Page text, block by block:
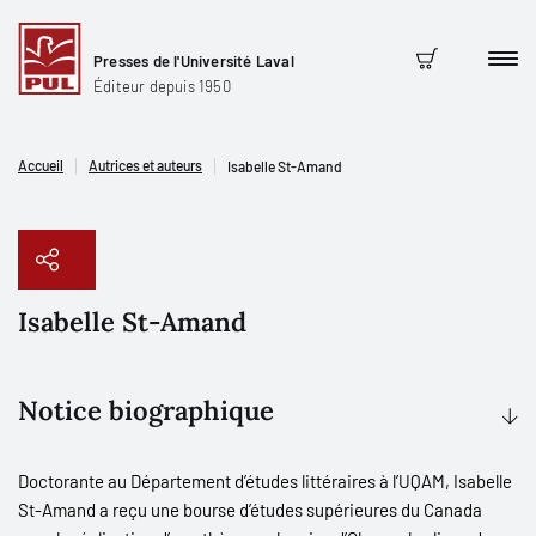
Presses de l'Université Laval
Éditeur depuis 1950
Panier
Accueil Autrices et auteurs Isabelle St-Amand
Isabelle St-Amand
Notice biographique
Doctorante au Département d’études littéraires à l’UQAM, Isabelle
St-Amand a reçu une bourse d’études supérieures du Canada